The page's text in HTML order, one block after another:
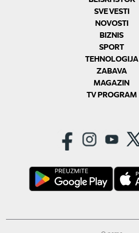
SVE VESTI
NOVOSTI
BIZNIS
SPORT
TEHNOLOGIJA
ZABAVA
MAGAZIN
TV PROGRAM